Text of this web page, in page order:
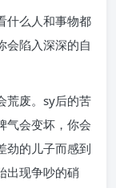
什么人和事物都
会陷入深深的自
荒废。sy后的苦
气会变坏，你会
劲的儿子而感到
出现争吵的硝